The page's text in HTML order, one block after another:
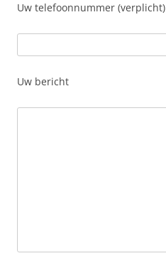
Uw telefoonnummer (verplicht)
Uw bericht